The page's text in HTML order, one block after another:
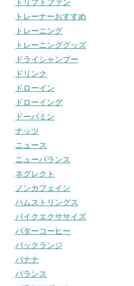
トリプトファン
トレーナーおすすめ
トレーニング
トレーニンググッズ
ドライシャンプー
ドリンク
ドローイン
ドローイング
ドーパミン
ナッツ
ニュース
ニューバランス
ネグレクト
ノンカフェイン
ハムストリングス
バイクエクササイズ
バターコーヒー
バックランジ
バナナ
バランス